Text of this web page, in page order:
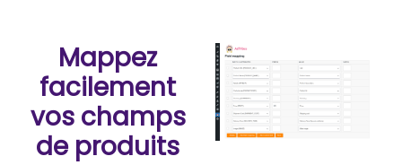
Mappez
facilement
vos champs
de produits